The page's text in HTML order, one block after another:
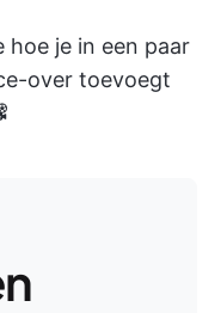
hoe je in een paar
over toevoegt